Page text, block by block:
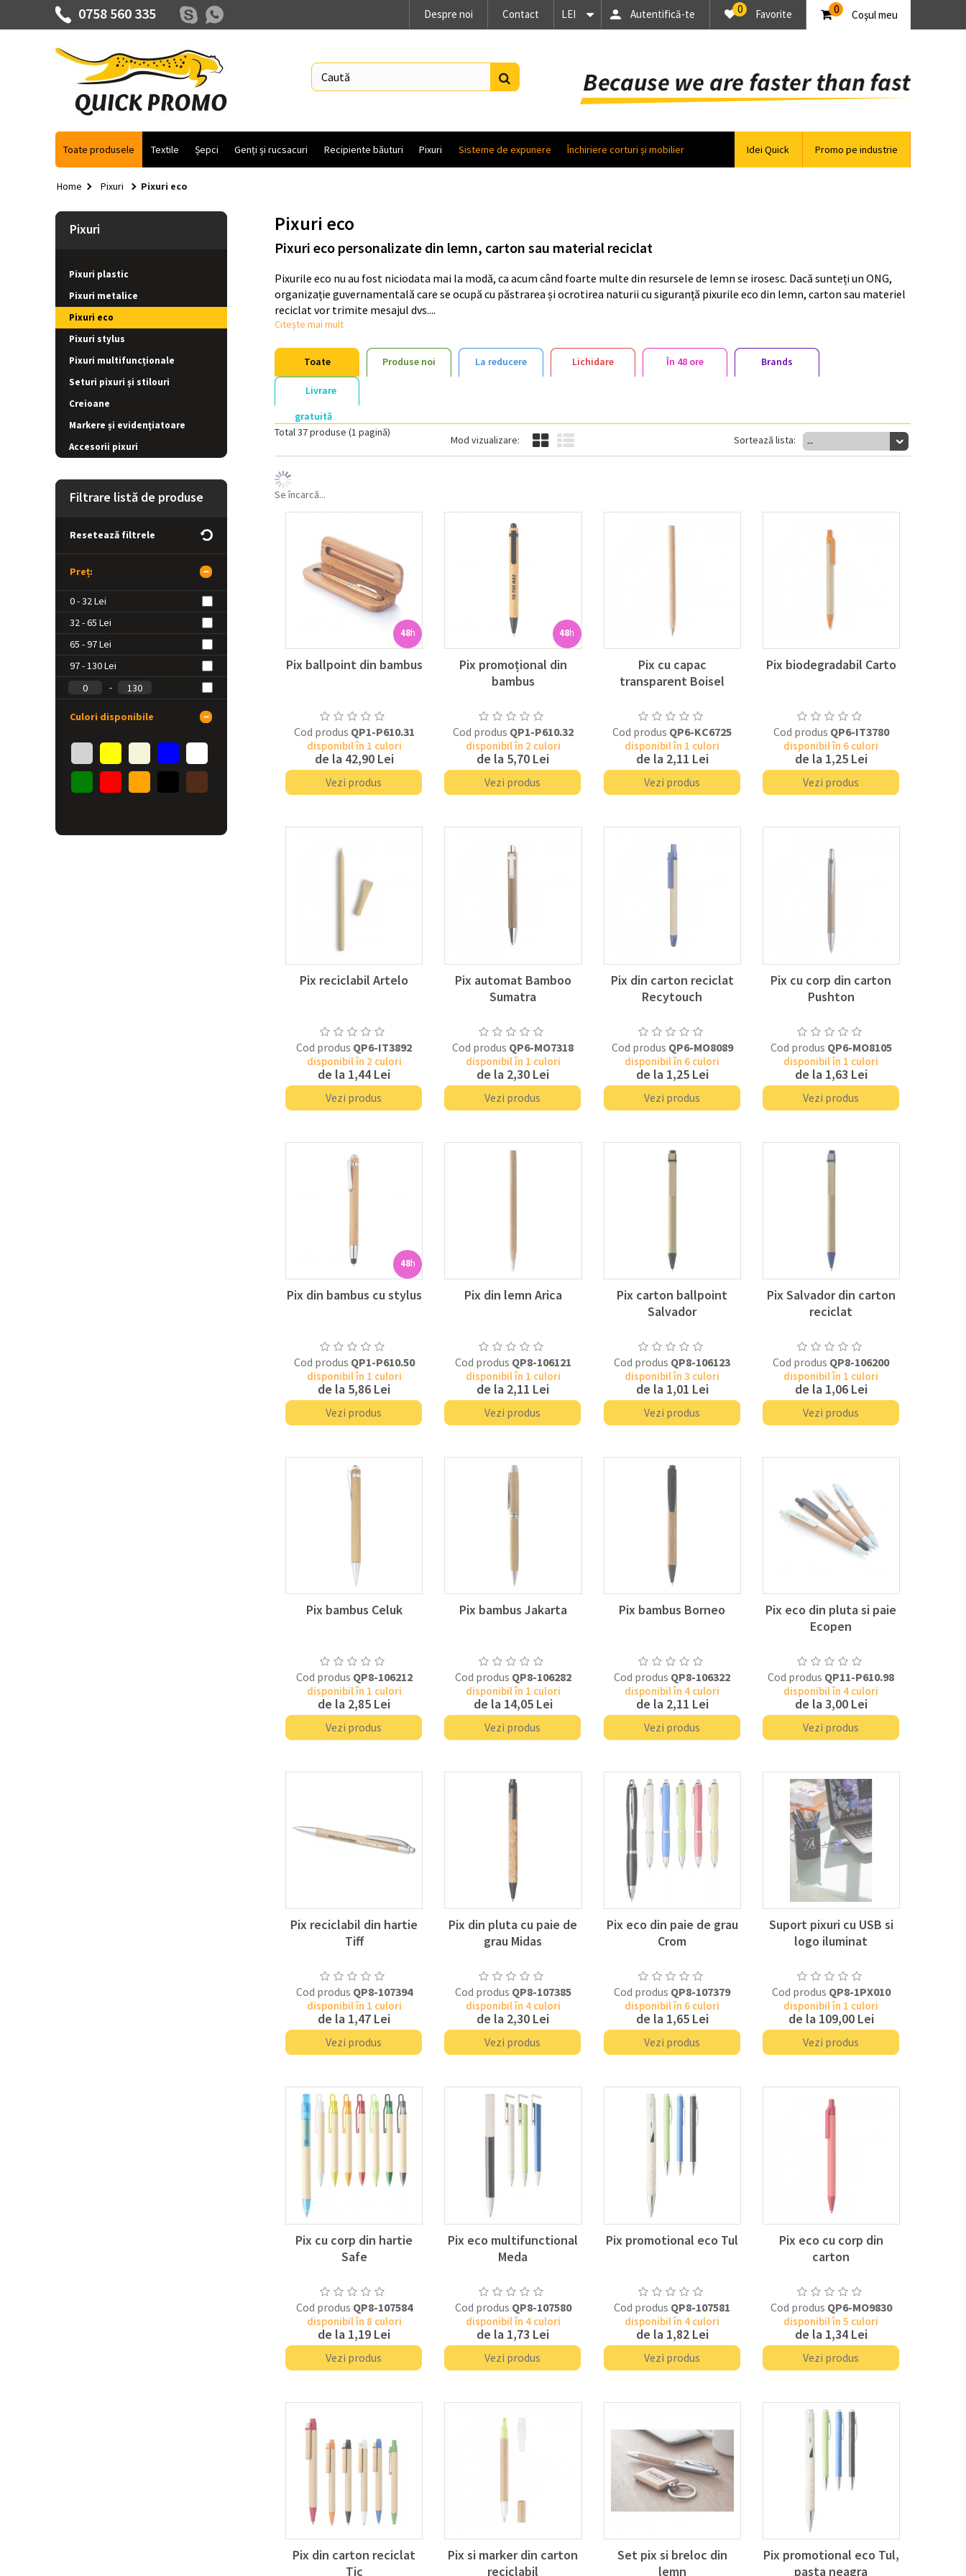
Coşul meu
0
0 Favorite
Autentifică-te
LEI
Contact
Despre noi
0758 560 335
Toate produsele Textile Șepci Genți și rucsacuri Recipiente băuturi Pixuri Sisteme de expunere Promo pe industrie
Idei Quick
Închiriere corturi și mobilier
Home Pixuri Pixuri eco
Pixuri
Pixuri plastic
Pixuri metalice
Pixuri eco
Pixuri stylus
Pixuri multifuncționale
Seturi pixuri și stilouri
Creioane
Markere și evidențiatoare
Accesorii pixuri
Filtrare listă de produse
Resetează filtrele
Preț:
0 - 32 Lei
32 - 65 Lei
65 - 97 Lei
97 - 130 Lei
-
Culori disponibile
Pixuri eco
Pixuri eco personalizate din lemn, carton sau material reciclat
Pixurile eco nu au fost niciodata mai la modă, ca acum când foarte multe din resursele de lemn se irosesc. Dacă sunteți un ONG,
organizație guvernamentală care se ocupă cu păstrarea și ocrotirea naturii cu siguranță pixurile eco din lemn, carton sau materiel
reciclat vor trimite mesajul dvs....
Citește mai mult
Toate Produse noi La reducere Lichidare În 48 ore Brands
Livrare
gratuită
Total 37 produse (1 pagină)
Mod vizualizare: Sortează lista:
Se încarcă...
48h
Pix ballpoint din bambus
Cod produs QP1-P610.31
disponibil în 1 culori
de la 42,90 Lei
Vezi produs
48h
Pix promoțional din
bambus
Cod produs QP1-P610.32
disponibil în 2 culori
de la 5,70 Lei
Vezi produs
Pix cu capac
transparent Boisel
Cod produs QP6-KC6725
disponibil în 1 culori
de la 2,11 Lei
Vezi produs
Pix biodegradabil Carto
Cod produs QP6-IT3780
disponibil în 6 culori
de la 1,25 Lei
Vezi produs
Pix reciclabil Artelo
Cod produs QP6-IT3892
disponibil în 2 culori
de la 1,44 Lei
Vezi produs
Pix automat Bamboo
Sumatra
Cod produs QP6-MO7318
disponibil în 1 culori
de la 2,30 Lei
Vezi produs
Pix din carton reciclat
Recytouch
Cod produs QP6-MO8089
disponibil în 6 culori
de la 1,25 Lei
Vezi produs
Pix cu corp din carton
Pushton
Cod produs QP6-MO8105
disponibil în 1 culori
de la 1,63 Lei
Vezi produs
48h
Pix din bambus cu stylus
Cod produs QP1-P610.50
disponibil în 1 culori
de la 5,86 Lei
Vezi produs
Pix din lemn Arica
Cod produs QP8-106121
disponibil în 1 culori
de la 2,11 Lei
Vezi produs
Pix carton ballpoint
Salvador
Cod produs QP8-106123
disponibil în 3 culori
de la 1,01 Lei
Vezi produs
Pix Salvador din carton
reciclat
Cod produs QP8-106200
disponibil în 1 culori
de la 1,06 Lei
Vezi produs
Pix bambus Celuk
Cod produs QP8-106212
disponibil în 1 culori
de la 2,85 Lei
Vezi produs
Pix bambus Jakarta
Cod produs QP8-106282
disponibil în 1 culori
de la 14,05 Lei
Vezi produs
Pix bambus Borneo
Cod produs QP8-106322
disponibil în 4 culori
de la 2,11 Lei
Vezi produs
Pix eco din pluta si paie
Ecopen
Cod produs QP11-P610.98
disponibil în 4 culori
de la 3,00 Lei
Vezi produs
Pix reciclabil din hartie
Tiff
Cod produs QP8-107394
disponibil în 1 culori
de la 1,47 Lei
Vezi produs
Pix din pluta cu paie de
grau Midas
Cod produs QP8-107385
disponibil în 4 culori
de la 2,30 Lei
Vezi produs
Pix eco din paie de grau
Crom
Cod produs QP8-107379
disponibil în 6 culori
de la 1,65 Lei
Vezi produs
Suport pixuri cu USB si
logo iluminat
Cod produs QP8-1PX010
disponibil în 1 culori
de la 109,00 Lei
Vezi produs
Pix cu corp din hartie
Safe
Cod produs QP8-107584
disponibil în 8 culori
de la 1,19 Lei
Vezi produs
Pix eco multifunctional
Meda
Cod produs QP8-107580
disponibil în 4 culori
de la 1,73 Lei
Vezi produs
Pix promotional eco Tul
Cod produs QP8-107581
disponibil în 4 culori
de la 1,82 Lei
Vezi produs
Pix eco cu corp din
carton
Cod produs QP6-MO9830
disponibil în 5 culori
de la 1,34 Lei
Vezi produs
Pix din carton reciclat
Tic
Pix si marker din carton
reciclabil
Set pix si breloc din
lemn
Pix promotional eco Tul,
pasta neagra